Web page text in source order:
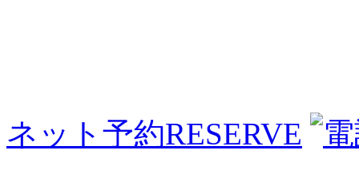
ネット予約RESERVE